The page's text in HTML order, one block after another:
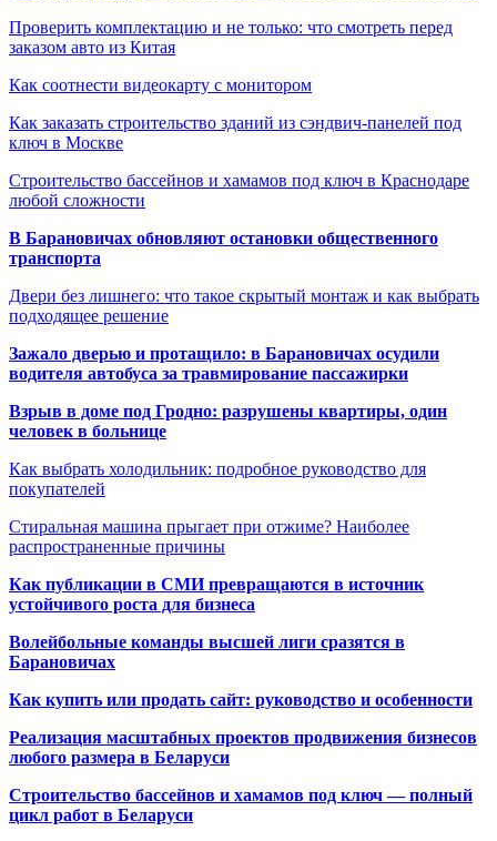
Проверить комплектацию и не только: что смотреть перед
заказом авто из Китая
Как соотнести видеокарту с монитором
Как заказать строительство зданий из сэндвич-панелей под
ключ в Москве
Строительство бассейнов и хамамов под ключ в Краснодаре
любой сложности
В Барановичах обновляют остановки общественного
транспорта
Двери без лишнего: что такое скрытый монтаж и как выбрать
подходящее решение
Зажало дверью и протащило: в Барановичах осудили
водителя автобуса за травмирование пассажирки
Взрыв в доме под Гродно: разрушены квартиры, один
человек в больнице
Как выбрать холодильник: подробное руководство для
покупателей
Стиральная машина прыгает при отжиме? Наиболее
распространенные причины
Как публикации в СМИ превращаются в источник
устойчивого роста для бизнеса
Волейбольные команды высшей лиги сразятся в
Барановичах
Как купить или продать сайт: руководство и особенности
Реализация масштабных проектов продвижения бизнесов
любого размера в Беларуси
Строительство бассейнов и хамамов под ключ — полный
цикл работ в Беларуси